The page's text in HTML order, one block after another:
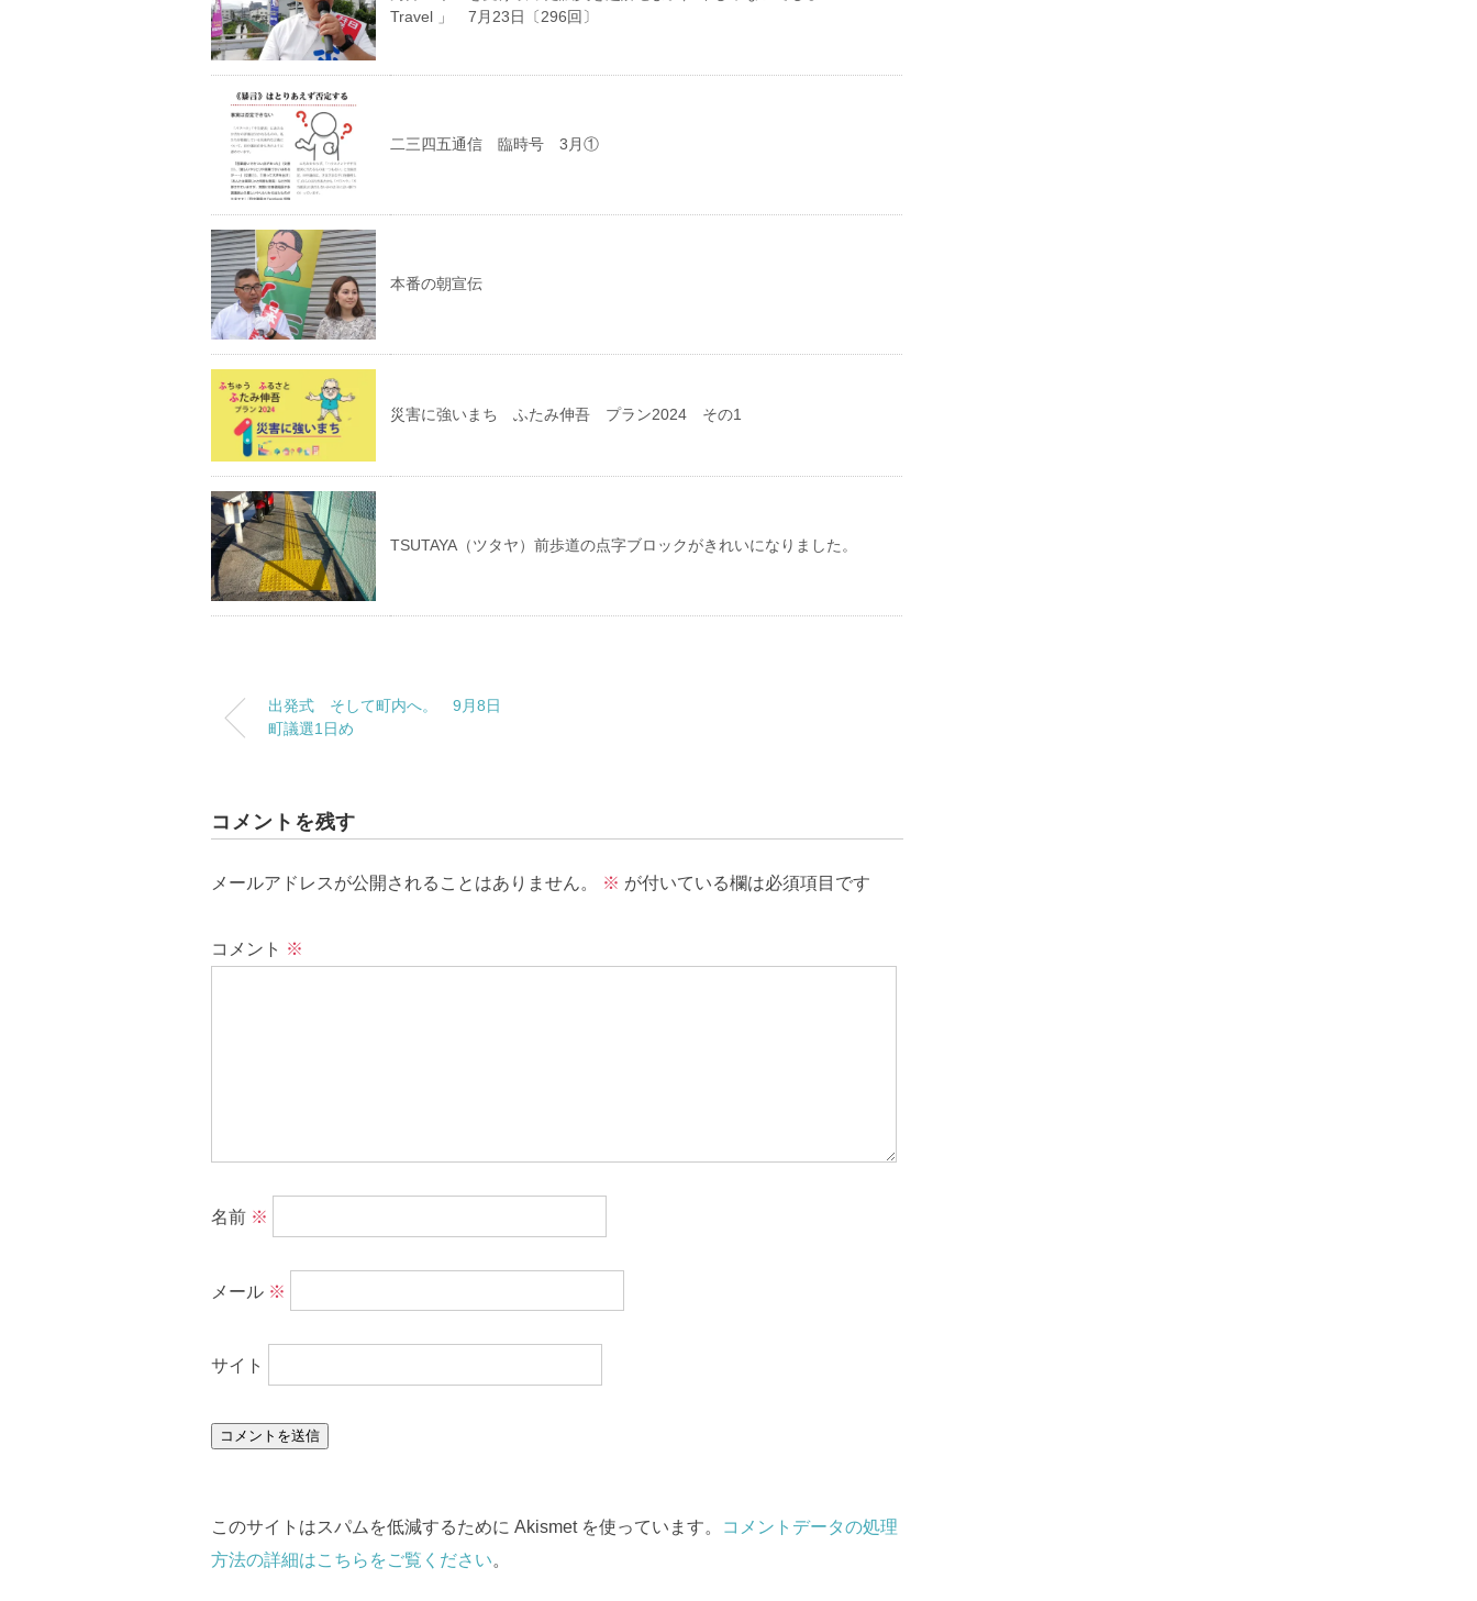
Travel 」 7月23日〔296回〕
二三四五通信 臨時号 3月①
本番の朝宣伝
災害に強いまち ふたみ伸吾 プラン2024 その1
TSUTAYA（ツタヤ）前歩道の点字ブロックがきれいになりました。
出発式 そして町内へ。 9月8日
町議選1日め
コメントを残す
メールアドレスが公開されることはありません。 ※ が付いている欄は必須項目です
コメント ※
名前 ※
メール ※
サイト
このサイトはスパムを低減するために Akismet を使っています。
コメントデータの処理
方法の詳細はこちらをご覧ください。